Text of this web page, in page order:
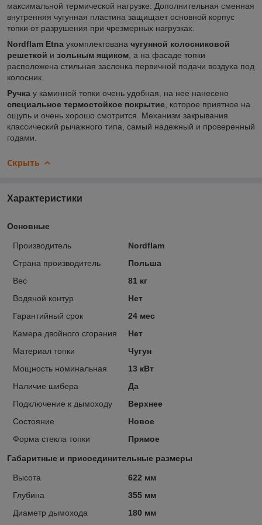
максимальной термической нагрузке. Дополнительная сменная
внутренняя чугунная пластина защищает основной корпус
топки от разрушения при чрезмерных нагрузках.
Nordflam Etna укомплектована чугунной колосниковой
решеткой и зольным ящиком , а на фасаде топки
расположена стильная заслонка первичной подачи воздуха под
колосник.
Ручка у каминной топки очень удобная, на нее нанесено
специальное термостойкое покрытие , которое приятное на
ощупь и очень хорошо смотрится. Механизм закрывания
классический рычажного типа, самый надежный и проверенный
годами.
Скрыть
Характеристики
Основные
Производитель
Nordflam
Страна производитель
Польша
Вес
81 кг
Водяной контур
Нет
Гарантийный срок
24 мес
Камера двойного сгорания
Нет
Материал топки
Чугун
Мощность номинальная
13 кВт
Наличие шибера
Да
Подключение к дымоходу
Верхнее
Состояние
Новое
Форма стекла топки
Прямое
Габаритные и присоединительные размеры
Высота
622 мм
Глубина
355 мм
Диаметр дымохода
180 мм